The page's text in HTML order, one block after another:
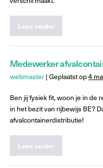
Lees verder
Medewerker
webmaster | Geplaatst op4
Ben jij fysiek fit, woon je in de
in het bezit van rijbewijs BE?
afvalcontainerdistributie!
Lees verder